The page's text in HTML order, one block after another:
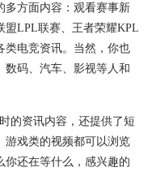
多方面内容：观看赛事新
盟LPL联赛、王者荣耀KPL
类电竞资讯。当然，你也
数码、汽车、影视等人和
的资讯内容，还提供了短
游戏类的视频都可以浏览
你还在等什么，感兴趣的